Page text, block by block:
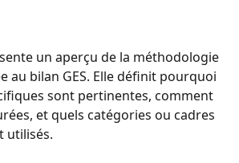
un aperçu de la méthodologie
au bilan GES. Elle définit pourquoi
sont pertinentes, comment
et quels catégories ou cadres
utilisés.